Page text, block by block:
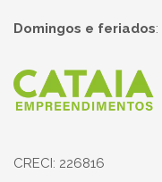
Domingos e feriados:
Página inicial
CRECI: 226816